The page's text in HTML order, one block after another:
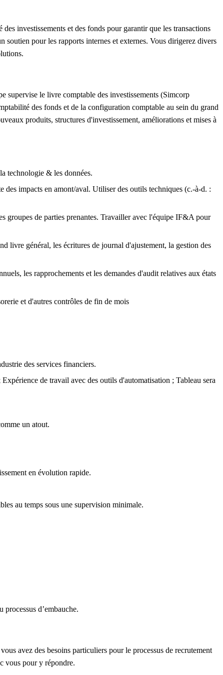
investissements et des fonds pour garantir que les transactions
pour les rapports internes et externes. Vous dirigerez divers
supervise le livre comptable des investissements (Simcorp
des fonds et de la configuration comptable au sein du grand
produits, structures d'investissement, améliorations et mises à
technologie & les données.
des impacts en amont/aval. Utiliser des outils techniques (c.-à-d. :
groupes de parties prenantes. Travailler avec l'équipe IF&A pour
livre général, les écritures de journal d'ajustement, la gestion des
les rapprochements et les demandes d'audit relatives aux états
et d'autres contrôles de fin de mois
des services financiers.
de travail avec des outils d'automatisation ; Tableau sera
un atout.
en évolution rapide.
au temps sous une supervision minimale.
d’embauche.
avez des besoins particuliers pour le processus de recrutement
vous pour y répondre.